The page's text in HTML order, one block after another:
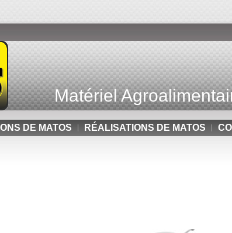
Matériel
DE MATOS RÉALISATIONS DE MATOS